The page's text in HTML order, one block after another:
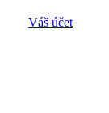
Váš účet